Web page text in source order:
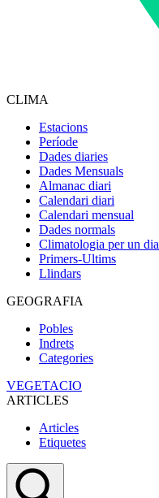
CLIMA
Estacions
Període
Dades diaries
Dades Mensuals
Almanac diari
Calendari diari
Calendari mensual
Dades normals
Climatologia per un dia
Primers-Ultims
Llindars
GEOGRAFIA
Pobles
Indrets
Categories
VEGETACIO
ARTICLES
Articles
Etiquetes